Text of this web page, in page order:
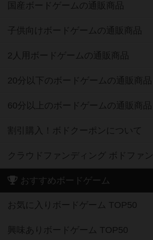
国産ボードゲームの通販商品
子供向けボードゲームの通販商品
2人用ボードゲームの通販商品
20分以下のボードゲームの通販商品
60分以上のボードゲームの通販商品
割引購入！ボドクーポンについて
クラウドファンディング ボドファン
おすすめボードゲーム
お気に入りボードゲーム TOP50
興味ありボードゲーム TOP50